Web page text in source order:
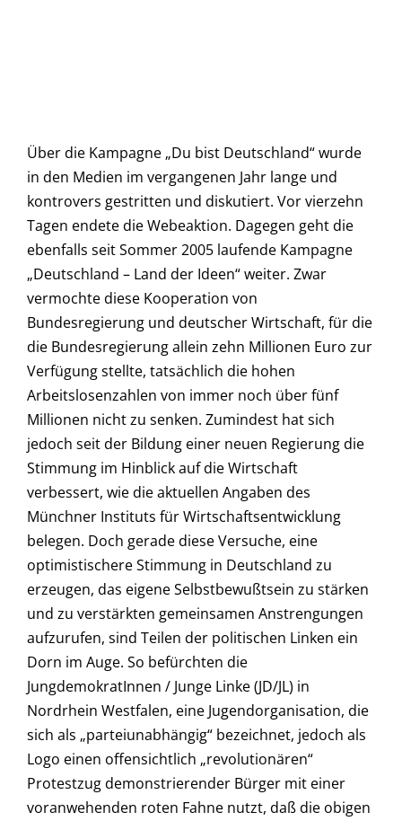
Über die Kampagne „Du bist Deutschland“ wurde
in den Medien im vergangenen Jahr lange und
kontrovers gestritten und diskutiert. Vor vierzehn
Tagen endete die Webeaktion. Dagegen geht die
ebenfalls seit Sommer 2005 laufende Kampagne
„Deutschland – Land der Ideen“ weiter. Zwar
vermochte diese Kooperation von
Bundesregierung und deutscher Wirtschaft, für die
die Bundesregierung allein zehn Millionen Euro zur
Verfügung stellte, tatsächlich die hohen
Arbeitslosenzahlen von immer noch über fünf
Millionen nicht zu senken. Zumindest hat sich
jedoch seit der Bildung einer neuen Regierung die
Stimmung im Hinblick auf die Wirtschaft
verbessert, wie die aktuellen Angaben des
Münchner Instituts für Wirtschaftsentwicklung
belegen. Doch gerade diese Versuche, eine
optimistischere Stimmung in Deutschland zu
erzeugen, das eigene Selbstbewußtsein zu stärken
und zu verstärkten gemeinsamen Anstrengungen
aufzurufen, sind Teilen der politischen Linken ein
Dorn im Auge. So befürchten die
JungdemokratInnen / Junge Linke (JD/JL) in
Nordrhein Westfalen, eine Jugendorganisation, die
sich als „parteiunabhängig“ bezeichnet, jedoch als
Logo einen offensichtlich „revolutionären“
Protestzug demonstrierender Bürger mit einer
voranwehenden roten Fahne nutzt, daß die obigen